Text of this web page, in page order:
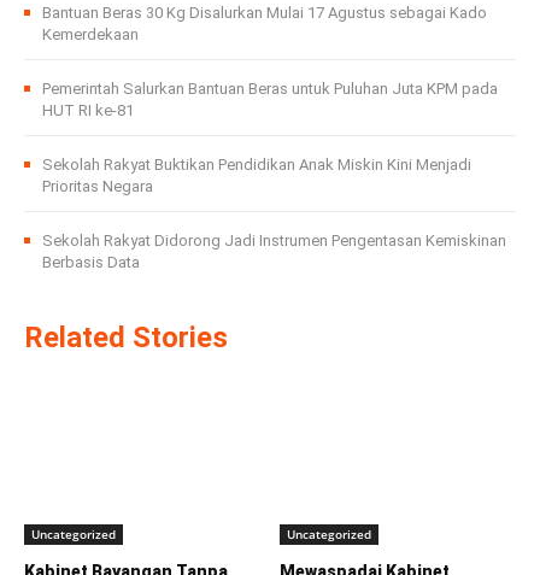
Bantuan Beras 30 Kg Disalurkan Mulai 17 Agustus sebagai Kado
Kemerdekaan
Pemerintah Salurkan Bantuan Beras untuk Puluhan Juta KPM pada
HUT RI ke-81
Sekolah Rakyat Buktikan Pendidikan Anak Miskin Kini Menjadi
Prioritas Negara
Sekolah Rakyat Didorong Jadi Instrumen Pengentasan Kemiskinan
Berbasis Data
Related Stories
Uncategorized
Kabinet Bayangan Tanpa
Uncategorized
Mewaspadai Kabinet